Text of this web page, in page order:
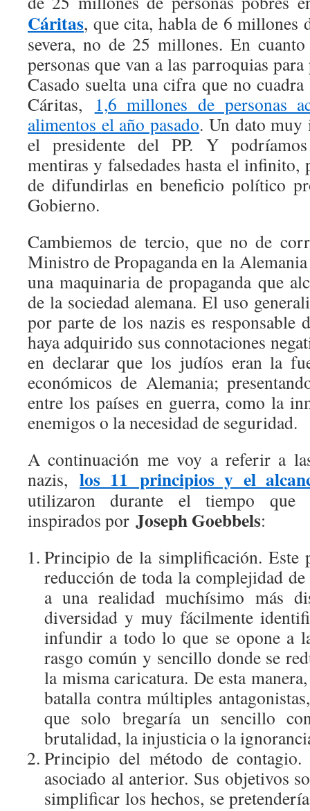
Cáritas, que cita, habla de 6 millones
severa, no de 25 millones. En
personas que van a las parroquias
Casado suelta una cifra que no
Cáritas, 1,6 millones de personas
alimentos el año pasado. Un dato
el presidente del PP. Y podríamos
mentiras y falsedades hasta el infinito,
de difundirlas en beneficio político
Gobierno.
Cambiemos de tercio, que no de
Ministro de Propaganda en la
una maquinaria de propaganda que
de la sociedad alemana. El uso
por parte de los nazis es responsable
haya adquirido sus connotaciones
en declarar que los judíos eran la
económicos de Alemania;
entre los países en guerra, como la
enemigos o la necesidad de seguridad.
A continuación me voy a referir a
nazis,los 11 principios y el
utilizaron durante el tiempo que
inspirados por Joseph Goebbels:
Principio de la simplificación. Este
reducción de toda la complejidad
a una realidad muchísimo más
diversidad y muy fácilmente
infundir a todo lo que se opone a
rasgo común y sencillo donde se
la misma caricatura. De esta
batalla contra múltiples
que solo bregaría un sencillo
brutalidad, la injusticia o la
Principio del método de
asociado al anterior. Sus objetivos
simplificar los hechos, se